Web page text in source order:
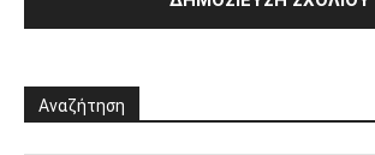
Αναζήτηση